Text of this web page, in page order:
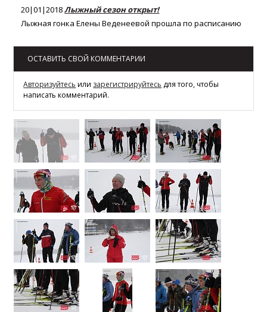
20|01|2018Лыжный сезон открыт!
Лыжная гонка Елены Веденеевой прошла по расписанию
ОСТАВИТЬ СВОЙ КОММЕНТАРИИ
Авторизуйтесь или зарегистрируйтесь для того, чтобы
написать комментарий.